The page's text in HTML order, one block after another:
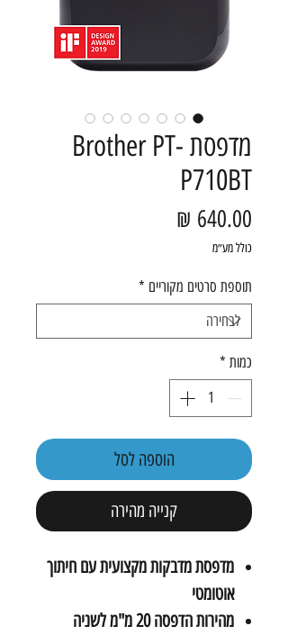
מדפסת Brother PT-
P710BT
כולל מע״מ
תוספת סרטים מקוריים *
כמות *
הוספה לסל
קנייה מהירה
מדפסת מדבקות מקצועית עם חיתוך
אוטומטי
מהירות הדפסה 20 מ"מ לשניה